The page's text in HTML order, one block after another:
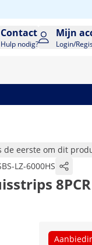
Contact
Hulp nodig?
Mijn
Login/
de eerste om dit
LZ-6000HS
8PCR